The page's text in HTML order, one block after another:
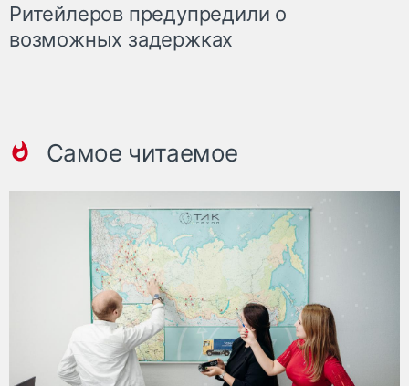
Ритейлеров предупредили о
возможных задержках
Самое читаемое